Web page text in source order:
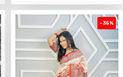
-35%